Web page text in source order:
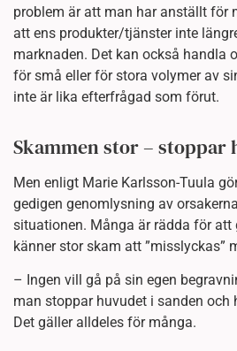
problem är att man har anställt för
att ens produkter/tjänster inte
marknaden. Det kan också handla
för små eller för stora volymer av
inte är lika efterfrågad som förut.
Skammen stor – stoppar
Men enligt Marie Karlsson-Tuula
gedigen genomlysning av
situationen. Många är rädda för att
känner stor skam att ”misslyckas”
– Ingen vill gå på sin egen
man stoppar huvudet i sanden och
Det gäller alldeles för många.